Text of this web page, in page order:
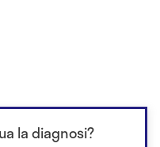
la diagnosi?